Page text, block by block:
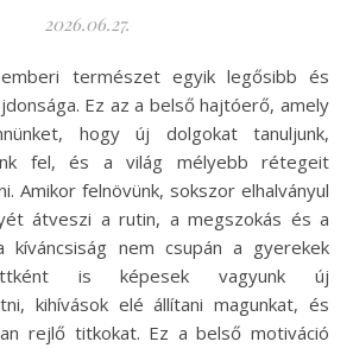
2026.06.27.
Ez az a belső hajtóerő, amely
hogy új dolgokat tanuljunk,
fel, és a világ mélyebb rétegeit
Amikor felnövünk, sokszor elhalványul
átveszi a rutin, a megszokás és a
kíváncsiság nem csupán a gyerekek
is képesek vagyunk új
kihívások elé állítani magunkat, és
rejlő titkokat. Ez a belső motiváció